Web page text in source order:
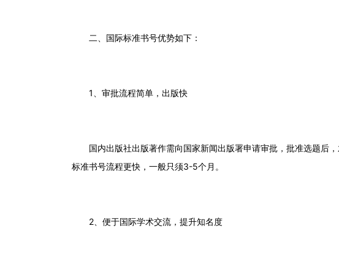
二、国际标准书号优势如下：
1 、审批流程简单，出版快
国内出版社出版著作需向国家新闻出版署申请审批，批准选题后
标准书号流程更快，一般只须3-5个月。
2 、便于国际学术交流，提升知名度